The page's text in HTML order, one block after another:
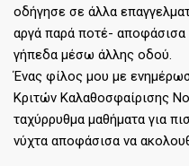
οδήγησε σε άλλα
αργά παρά ποτέ-
γήπεδα μέσω άλλης οδού.
Ένας φίλος μου με
Κριτών Καλαθοσφαίρισης
ταχύρρυθμα μαθήματα για
νύχτα αποφάσισα να